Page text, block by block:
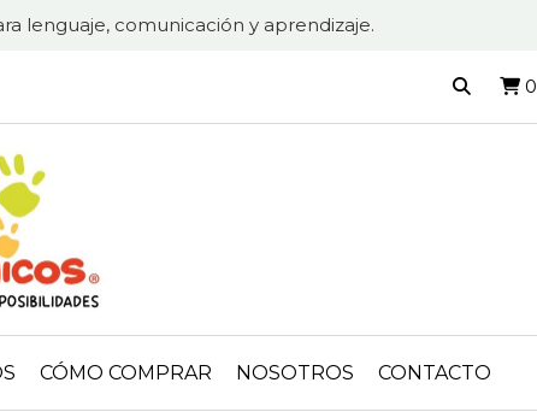
lenguaje, comunicación y aprendizaje.
0
CÓMO COMPRAR NOSOTROS CONTACTO